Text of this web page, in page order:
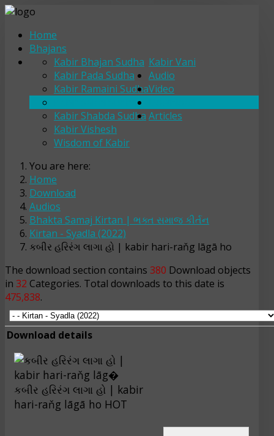
Home
Bhajans
Kabir Vani
Kabir Bhajan Sudha
Kabir Pada Sudha
Kabir Ramaini Sudha
Kabir Shabda Sudha
Kabir Vishesh
Wisdom of Kabir
Audio
Video
Articles
You are here:
Home
Download
Audios
Bhakta Samaj Kirtan | ભક્ત સમાજ કીર્તન
Kirtan - Syadla (2022)
કબીર હરિરંગ લાગા હો | kabir hari-raňg lāgā ho
The download section contains 380 Download objects
in 32 Categories. Total downloads to this date is
475,838.
Download details
કબીર હરિરંગ લાગા હો | kabir
hari-raňg lāgā ho HOT